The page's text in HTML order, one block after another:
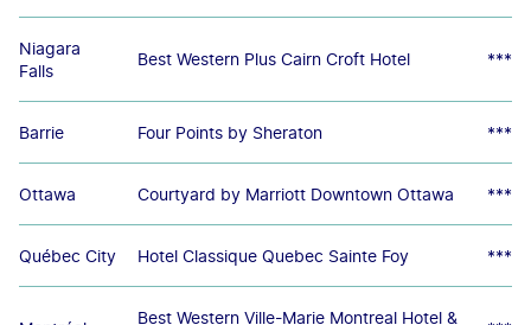
Niagara
Falls
Best Western Plus Cairn Croft Hotel ***
Barrie Four Points by Sheraton ***
Ottawa Courtyard by Marriott Downtown Ottawa ***
Québec City Hotel Classique Quebec Sainte Foy ***
Best Western Ville-Marie Montreal Hotel &